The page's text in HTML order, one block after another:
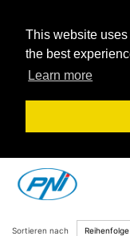
This website
the best
Learn more
Inhalt
springen
Sortieren nach